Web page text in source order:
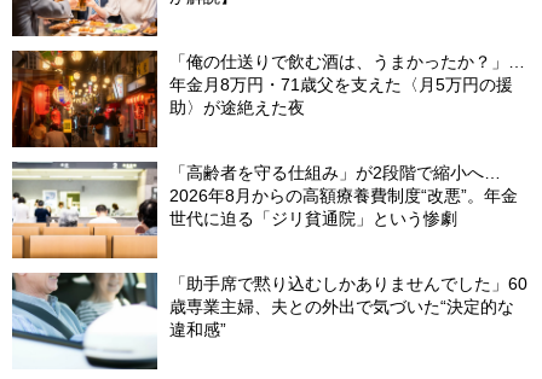
「俺の仕送りで飲む酒は、うまかったか？」…
年金月8万円・71歳父を支えた〈月5万円の援
助〉が途絶えた夜
「高齢者を守る仕組み」が2段階で縮小へ…
2026年8月からの高額療養費制度“改悪”。年金
世代に迫る「ジリ貧通院」という惨劇
「助手席で黙り込むしかありませんでした」60
歳専業主婦、夫との外出で気づいた“決定的な
違和感”